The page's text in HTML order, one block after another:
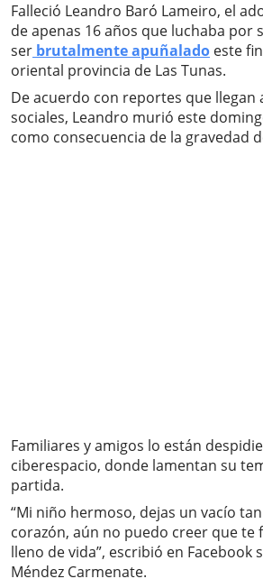
Falleció Leandro Baró Lameiro, el
de apenas 16 años que luchaba por
ser brutalmente apuñalado este
oriental provincia de Las Tunas.
De acuerdo con reportes que llegan
sociales, Leandro murió este
como consecuencia de la gravedad
Familiares y amigos lo están
ciberespacio, donde lamentan su
partida.
“Mi niño hermoso, dejas un vacío
corazón, aún no puedo creer que te
lleno de vida”, escribió en Facebook
Méndez Carmenate.